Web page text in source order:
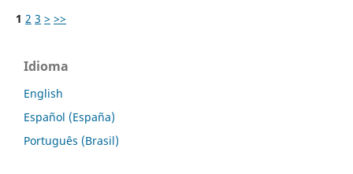
1 2 3 > >>
Idioma
English
Español (España)
Português (Brasil)